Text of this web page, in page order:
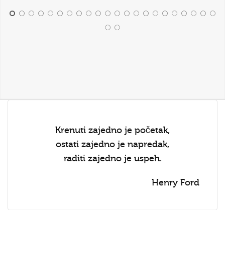
Krenuti zajedno je početak,
ostati zajedno je napredak,
raditi zajedno je uspeh.
Henry Ford